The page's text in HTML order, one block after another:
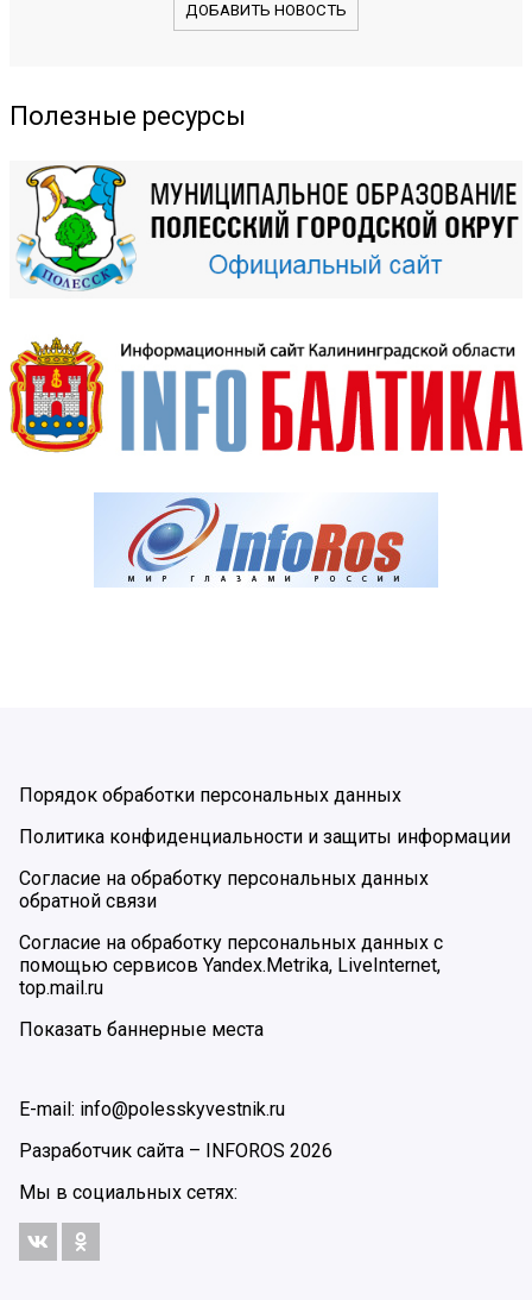
ДОБАВИТЬ НОВОСТЬ
Полезные ресурсы
Порядок обработки персональных данных
Политика конфиденциальности и защиты информации
Согласие на обработку персональных данных
обратной связи
Согласие на обработку персональных данных с
помощью сервисов Yandex.Metrika, LiveInternet,
top.mail.ru
Показать баннерные места
E-mail: info@polesskyvestnik.ru
Разработчик сайта – INFOROS 2026
Мы в социальных сетях: